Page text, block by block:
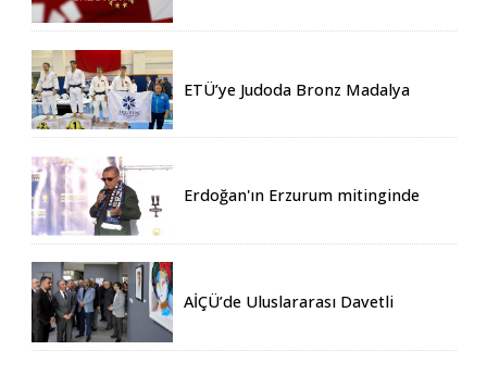
ETÜ’ye Judoda Bronz Madalya
Erdoğan'ın Erzurum mitinginde
AİÇÜ’de Uluslararası Davetli